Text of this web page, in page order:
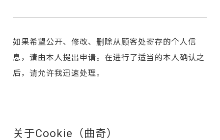
如果希望公开、修改、删除从顾客处寄存的个人信
息，请由本人提出申请。在进行了适当的本人确认之
后，请允许我迅速处理。
关于Cookie（曲奇）